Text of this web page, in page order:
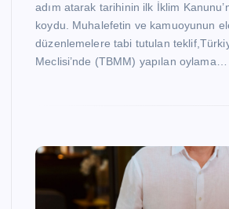
adım atarak tarihinin ilk İklim
koydu. Muhalefetin ve kamuoyunun
düzenlemelere tabi tutulan
Meclisi’nde (TBMM) yapılan oylama…